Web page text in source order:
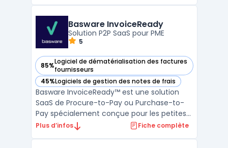
Basware InvoiceReady
Solution P2P SaaS pour PME
5
85%Logiciel de dématérialisation des factures
fournisseurs
— voir Basware InvoiceReady dans cette catégorie
45%Logiciels de gestion des notes de frais
— voir Basware InvoiceReady dans cette catégorie
Basware InvoiceReady™ est une solution
SaaS de Procure-to-Pay ou Purchase-to-
Pay spécialement conçue pour les petites
et moyennes entreprises. Elle facilite la
Plus d’infos Fiche complète